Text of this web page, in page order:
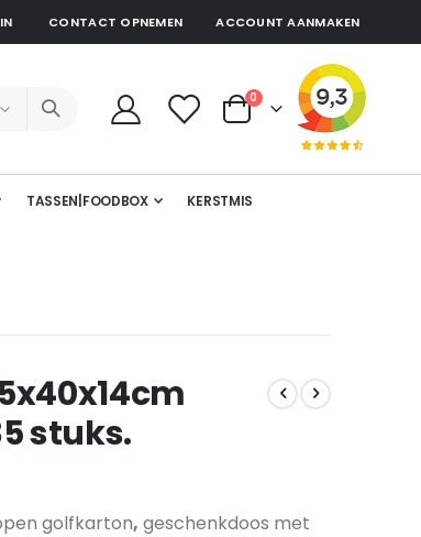
CONTACT OPNEMEN ACCOUNT AANMAKEN
Cart
0producten
TASSEN|FOODBOX KERSTMIS
stuks.
golfkarton, geschenkdoos met